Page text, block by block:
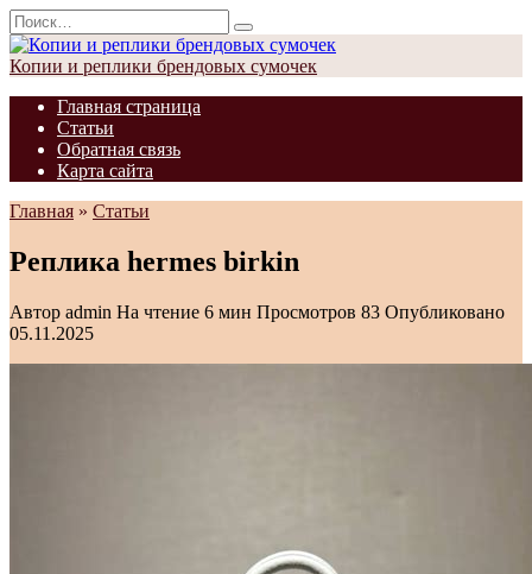
Перейти
к
содержанию
Search
for:
Копии и реплики брендовых сумочек
Главная страница
Статьи
Обратная связь
Карта сайта
Главная » Статьи
Реплика hermes birkin
Автор admin На чтение 6 мин Просмотров 83 Опубликовано
05.11.2025